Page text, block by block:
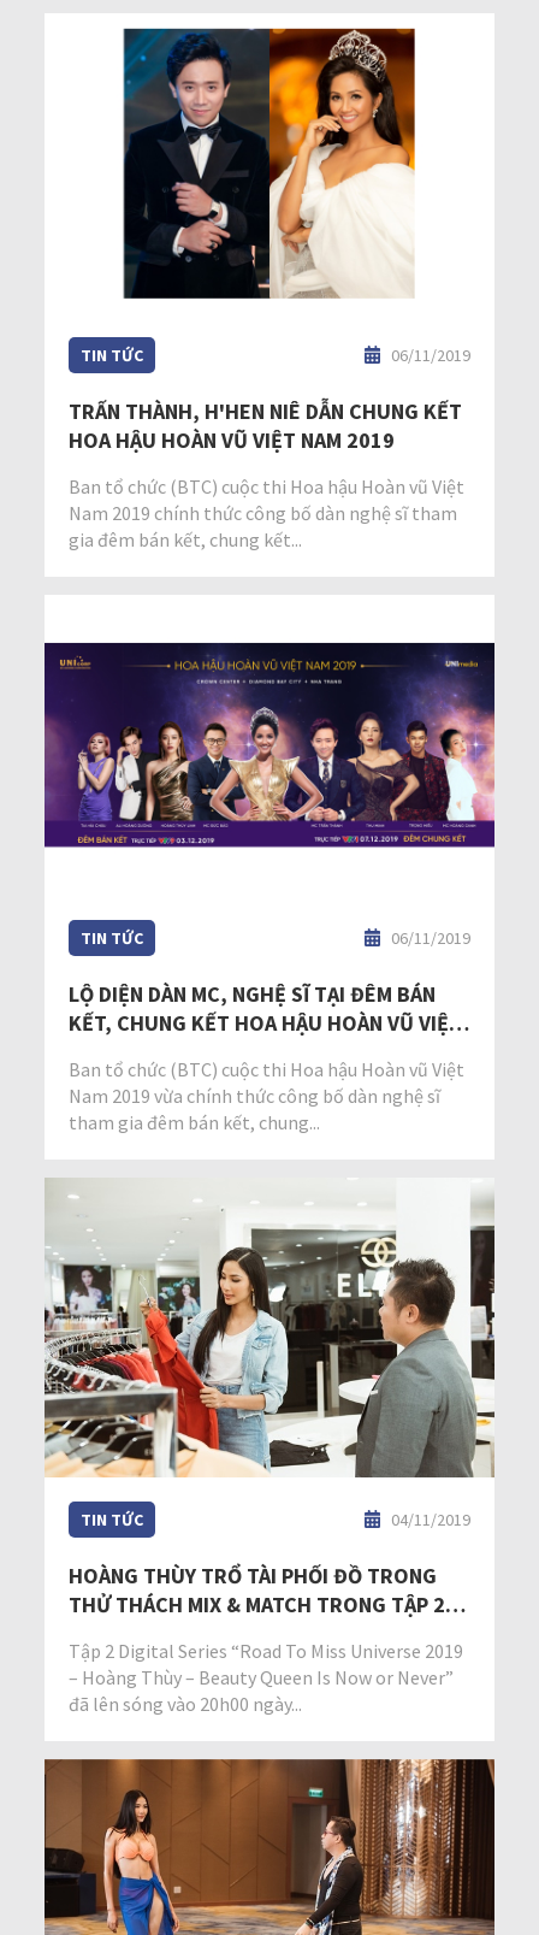
TIN TỨC 06/11/2019
TRẤN THÀNH, H'HEN NIÊ DẪN CHUNG KẾT
HOA HẬU HOÀN VŨ VIỆT NAM 2019
Ban tổ chức (BTC) cuộc thi Hoa hậu Hoàn vũ Việt
Nam 2019 chính thức công bố dàn nghệ sĩ tham
gia đêm bán kết, chung kết...
TIN TỨC 06/11/2019
LỘ DIỆN DÀN MC, NGHỆ SĨ TẠI ĐÊM BÁN
KẾT, CHUNG KẾT HOA HẬU HOÀN VŨ VIỆT
Ban tổ chức (BTC) cuộc thi Hoa hậu Hoàn vũ Việt
Nam 2019 vừa chính thức công bố dàn nghệ sĩ
tham gia đêm bán kết, chung...
TIN TỨC 04/11/2019
HOÀNG THÙY TRỔ TÀI PHỐI ĐỒ TRONG
THỬ THÁCH MIX & MATCH TRONG TẬP 2
Tập 2 Digital Series “Road To Miss Universe 2019
– Hoàng Thùy – Beauty Queen Is Now or Never”
đã lên sóng vào 20h00 ngày...